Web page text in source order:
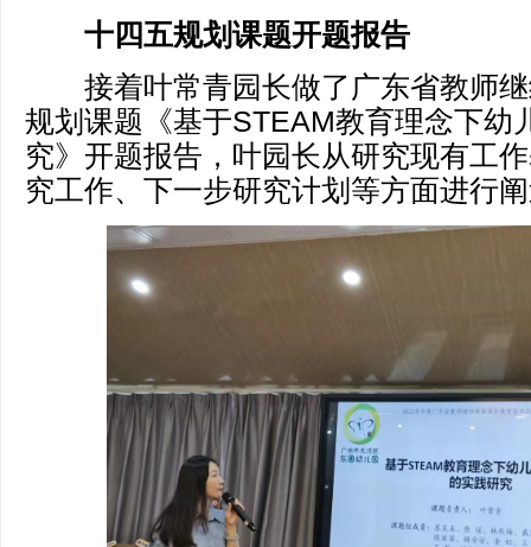
十四五规划课题开题报告
接着叶常青园长做了广东省教师继
规划课题《基于STEAM教育理念下幼
究》开题报告，叶园长从研究现有工
究工作、下一步研究计划等方面进行